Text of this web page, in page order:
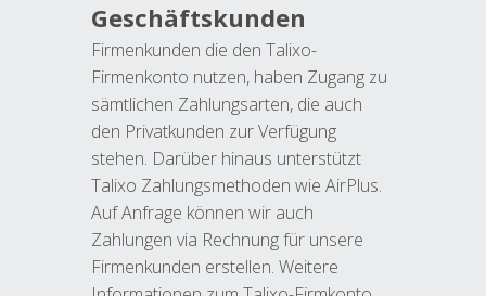
Geschäftskunden
Firmenkunden die den Talixo-
Firmenkonto nutzen, haben Zugang zu
sämtlichen Zahlungsarten, die auch
den Privatkunden zur Verfügung
stehen. Darüber hinaus unterstützt
Talixo Zahlungsmethoden wie AirPlus.
Auf Anfrage können wir auch
Zahlungen via Rechnung für unsere
Firmenkunden erstellen. Weitere